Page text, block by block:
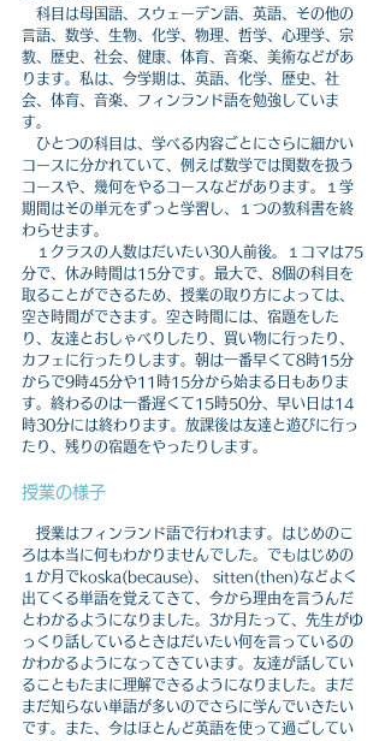
科目は母国語、スウェーデン語、英語、その他の
言語、数学、生物、化学、物理、哲学、心理学、宗
教、歴史、社会、健康、体育、音楽、美術などがあ
ります。私は、今学期は、英語、化学、歴史、社
会、体育、音楽、フィンランド語を勉強していま
す。
ひとつの科目は、学べる内容ごとにさらに細かい
コースに分かれていて、例えば数学では関数を扱う
コースや、幾何をやるコースなどがあります。１学
期間はその単元をずっと学習し、１つの教科書を終
わらせます。
１クラスの人数はだいたい30人前後。１コマは75
分で、休み時間は15分です。最大で、8個の科目を
取ることができるため、授業の取り方によっては、
空き時間ができます。空き時間には、宿題をした
り、友達とおしゃべりしたり、買い物に行ったり、
カフェに行ったりします。朝は一番早くて8時15分
からで9時45分や11時15分から始まる日もありま
す。 終わるのは一番遅くて15時50分、早い日は14
時30分には終わります。 放課後は友達と遊びに行っ
たり、残りの宿題をやったりします。
授業の様子
授業はフィンランド語で行われます。はじめのこ
ろは本当に何もわかりませんでした。 でもはじめの
１か月でkoska(because)、 sitten(then)などよく
出てくる単語を覚えてきて、今から理由を言うんだ
とわかるようになりました。 3か月たって、先生がゆ
っくり話しているときはだいたい何を言っているの
かわかるようになってきています。 友達が話してい
ることもたまに理解できるようになりました。まだ
まだ知らない単語が多いのでさらに学んでいきたい
です。また、今はほとんど英語を使って過ごしてい